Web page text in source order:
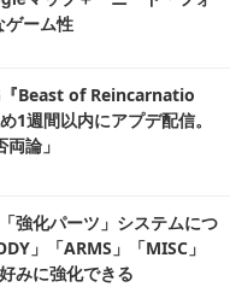
ゲーム性
『Beast of Reincarnatio
1週間以内にアプデ配信。
論」
強化パーツ」システムにつ
」「ARMS」「MISC」
みに強化できる